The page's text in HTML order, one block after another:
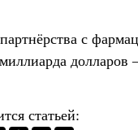
с
статьей: